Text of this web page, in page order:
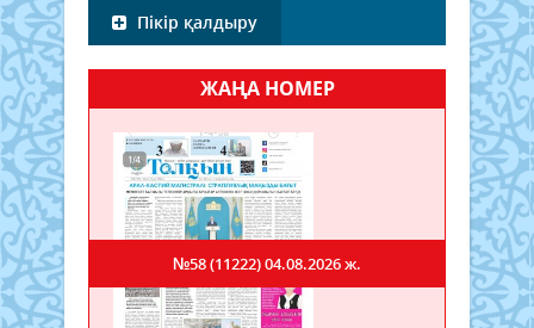
Пікір қалдыру
ЖАҢА НОМЕР
№58 (11222)04.08.2026 ж.